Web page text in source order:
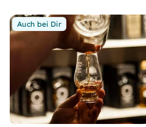
Auch bei Dir